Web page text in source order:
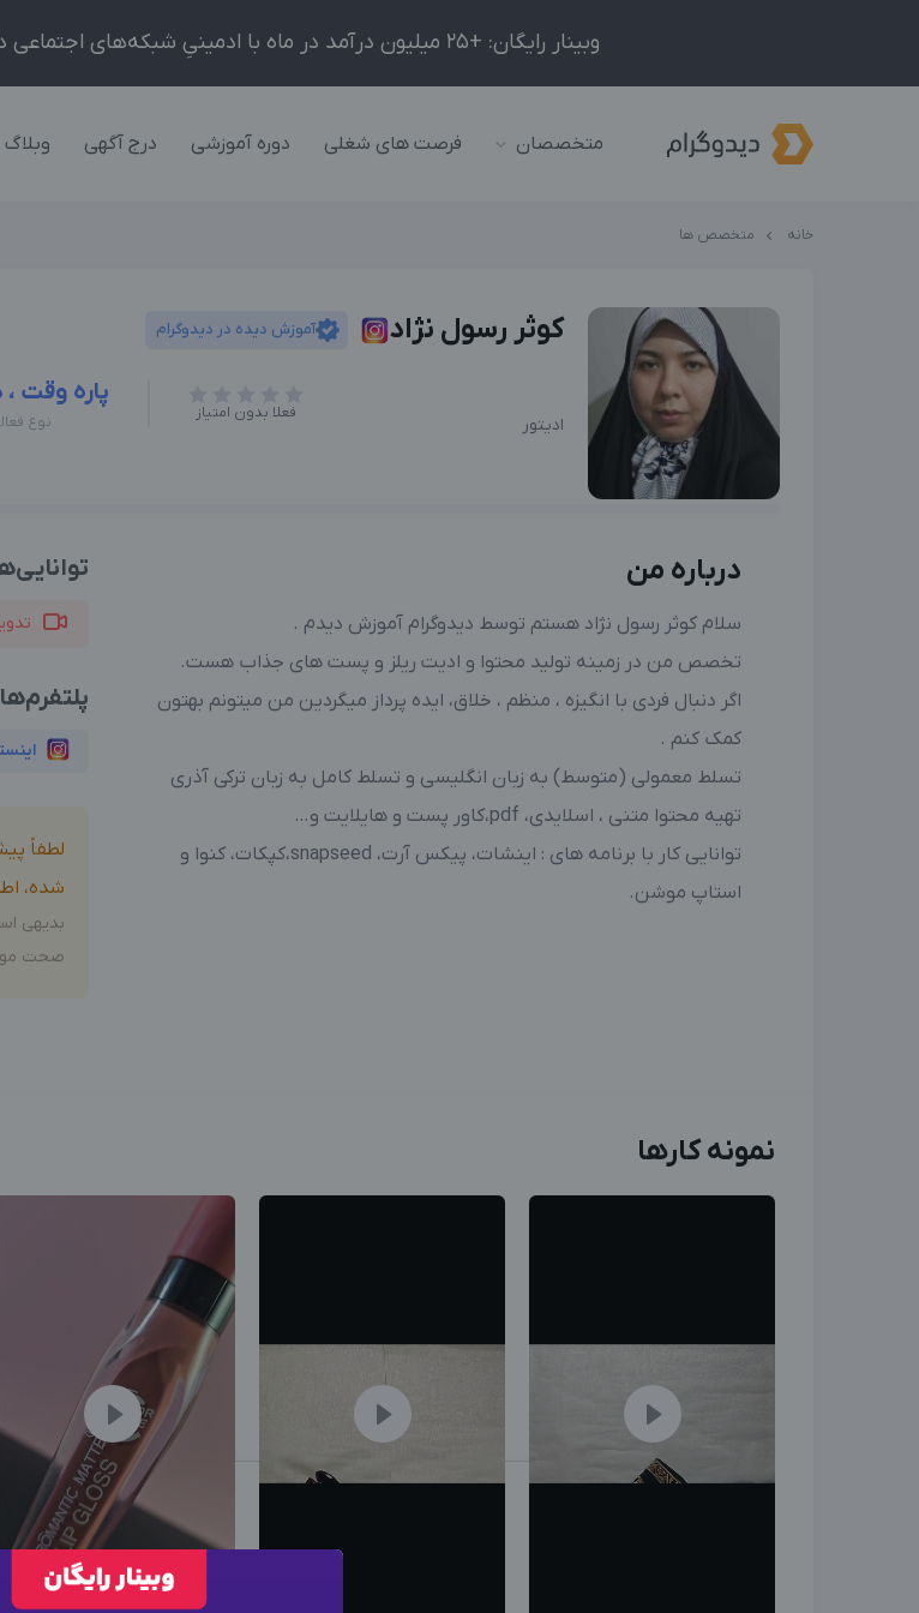
وبینار رایگان: +25 میلیون درآمد در ماه با ادمینیِ شبکه‌های اجتماعی داخلی و خارجی!
متخصصان فرصت های شغلی دوره آموزشی درج آگهی وبلاگ
خانه متخصص ها
کوثر رسول نژاد آموزش دیده در دیدوگرام
ادیتور
فعلا بدون امتیاز
پاره وقت ،
نوع
درباره من
سلام کوثر رسول نژاد هستم توسط دیدوگرام آموزش دیدم .
تخصص من در زمینه تولید محتوا و ادیت ریلز و پست های جذاب هست.
اگر دنبال فردی با انگیزه ، منظم ، خلاق، ایده پرداز میگردین من میتونم بهتون
کمک کنم .
تسلط معمولی (متوسط) به زبان انگلیسی و تسلط کامل به زبان ترکی آذری
تهیه محتوا متنی ، اسلایدی، pdf،کاور پست و هایلایت و…
توانایی کار با برنامه های : اینشات، پیکس آرت، snapseed،کپکات، کنوا و
استاپ موشن.
لطفاً
شده،
بدیهی
صحت
این متخصص استخدام شد
نمونه کارها